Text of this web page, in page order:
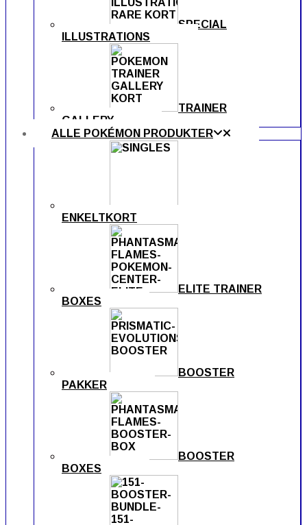
SPECIAL
ILLUSTRATIONS
TRAINER
GALLERY
ALLE POKÉMON PRODUKTER
ENKELTKORT
ELITE TRAINER
BOXES
BOOSTER
PAKKER
BOOSTER
BOXES